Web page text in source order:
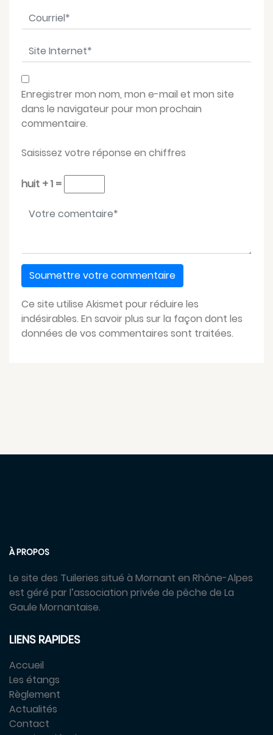
Courriel*
Site Internet*
Enregistrer mon nom, mon e-mail et mon site
dans le navigateur pour mon prochain
commentaire.
Saisissez votre réponse en chiffres
huit + 1 =
Votre message*
Ce site utilise Akismet pour réduire les
indésirables. En savoir plus sur la façon dont les
données de vos commentaires sont traitées.
À PROPOS
Le site des Tuileries situé à Mornant en Rhône-Alpes
est géré par l’association privée de pêche de La
Gaule Mornantaise.
LIENS RAPIDES
Accueil
Les étangs
Règlement
Actualités
Contact